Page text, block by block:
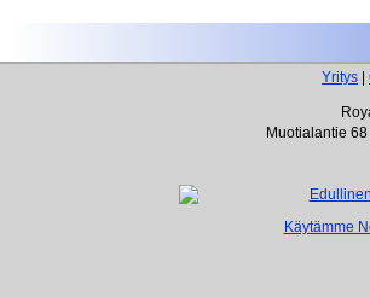
Yritys
Muotialantie
Käytämme